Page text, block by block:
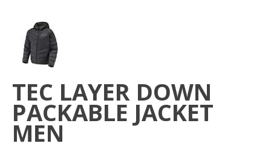
TEC LAYER DOWN
PACKABLE JACKET
MEN